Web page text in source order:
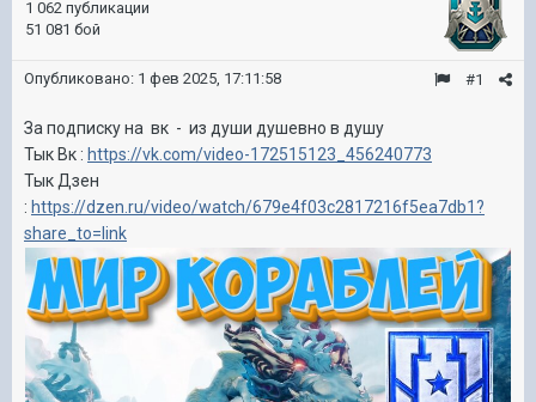
1 062 публикации
51 081 бой
#1
Опубликовано: 1 фев 2025, 17:11:58
За подписку на вк - из души душевно в душу
Тык Вк : https://vk.com/video-172515123_456240773
Тык Дзен
: https://dzen.ru/video/watch/679e4f03c2817216f5ea7db1?
share_to=link